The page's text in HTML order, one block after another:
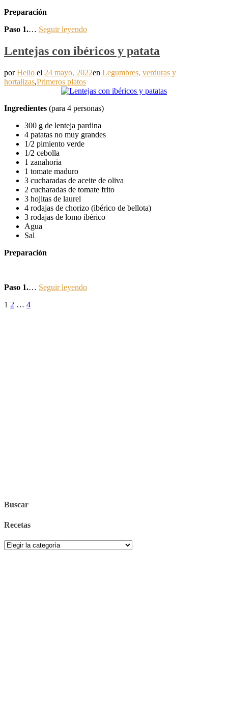
Preparación
Paso 1.… Seguir leyendo
Lentejas con ibéricos y patata
porHelio el 24 mayo, 2022en Legumbres, verduras y
hortalizas,Primeros platos
Ingredientes (para 4 personas)
300 g de lenteja pardina
4 patatas no muy grandes
1/2 pimiento verde
1/2 cebolla
1 zanahoria
1 tomate maduro
3 cucharadas de aceite de oliva
2 cucharadas de tomate frito
3 hojitas de laurel
4 rodajas de chorizo (ibérico de bellota)
3 rodajas de lomo ibérico
Agua
Sal
Preparación
Paso 1.… Seguir leyendo
Paginación
Página
1 Página
2 … Página
4
Buscar
Recetas
Recetas